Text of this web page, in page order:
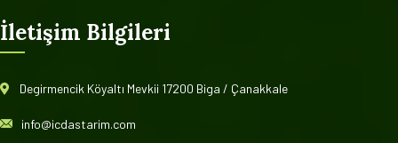
İletişim Bilgileri
Degirmencik Köyaltı Mevkii 17200 Biga / Çanakkale
info@icdastarim.com